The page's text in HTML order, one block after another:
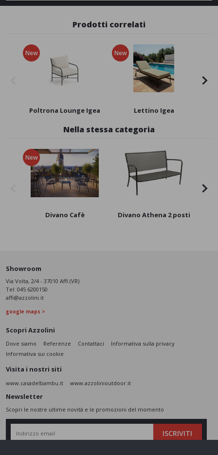
Prodotti correlati
New
Poltrona Lounge Igea
New
Lettino Igea
Nella stessa categoria
New
Divano Cafè Divano Athena 2 posti
Showroom
Via Volta, 2/4 - 37010 Affi (VR)
Tel: 045 6200150
affi@azzolini.it
google maps >
Scopri Azzolini
Dove siamo Referenze Contattaci
Informativa sulla privacy
Informativa sui cookie
Visita i nostri siti
www.casadelbambu.it www.azzolinioutdoor.it
Newsletter
Scopri le nostre ultime novità e le promozioni del momento
ISCRIVITI